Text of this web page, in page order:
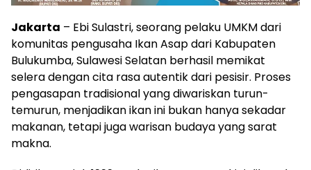
Jakarta – Ebi Sulastri, seorang pelaku UMKM dari
komunitas pengusaha Ikan Asap dari Kabupaten
Bulukumba, Sulawesi Selatan berhasil memikat
selera dengan cita rasa autentik dari pesisir. Proses
pengasapan tradisional yang diwariskan turun-
temurun, menjadikan ikan ini bukan hanya sekadar
makanan, tetapi juga warisan budaya yang sarat
makna.